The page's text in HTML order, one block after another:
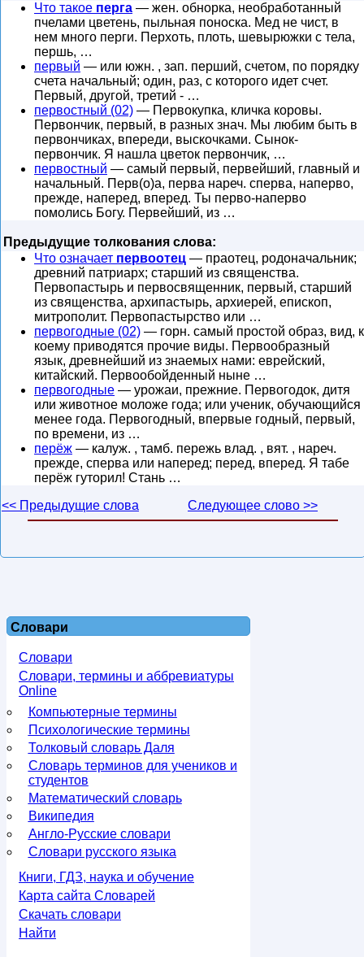
Что такое перга — жен. обнорка, необработанный
пчелами цветень, пыльная поноска. Мед не чист, в
нем много перги. Перхоть, плоть, шевырюжки с тела,
першь, …
первый — или южн. , зап. перший, счетом, по порядку
счета начальный; один, раз, с которого идет счет.
Первый, другой, третий - …
первостный (02) — Первокупка, кличка коровы.
Первончик, первый, в разных знач. Мы любим быть в
первончиках, впереди, выскочками. Сынок-
первончик. Я нашла цветок первончик, …
первостный — самый первый, первейший, главный и
начальный. Перв(о)а, перва нареч. сперва, наперво,
прежде, наперед, вперед. Ты перво-наперво
помолись Богу. Первейший, из …
Предыдущие толкования слова:
Что означает первоотец — праотец, родоначальник;
древний патриарх; старший из священства.
Первопастырь и первосвященник, первый, старший
из священства, архипастырь, архиерей, епископ,
митрополит. Первопастырство или …
первогодные (02) — горн. самый простой образ, вид, к
коему приводятся прочие виды. Первообразный
язык, древнейший из знаемых нами: еврейский,
китайский. Первообойденный ныне …
первогодные — урожаи, прежние. Первогодок, дитя
или животное моложе года; или ученик, обучающийся
менее года. Первогодный, впервые годный, первый,
по времени, из …
перёж — калуж. , тамб. пережь влад. , вят. , нареч.
прежде, сперва или наперед; перед, вперед. Я табе
перёж гуторил! Стань …
<< Предыдущие слова
Следующее слово >>
Словари
Словари
Словари, термины и аббревиатуры
Online
Компьютерные термины
Психологические термины
Толковый словарь Даля
Словарь терминов для учеников и
студентов
Математический словарь
Википедия
Англо-Русские словари
Словари русского языка
Книги, ГДЗ, наука и обучение
Карта сайта Словарей
Скачать словари
Найти